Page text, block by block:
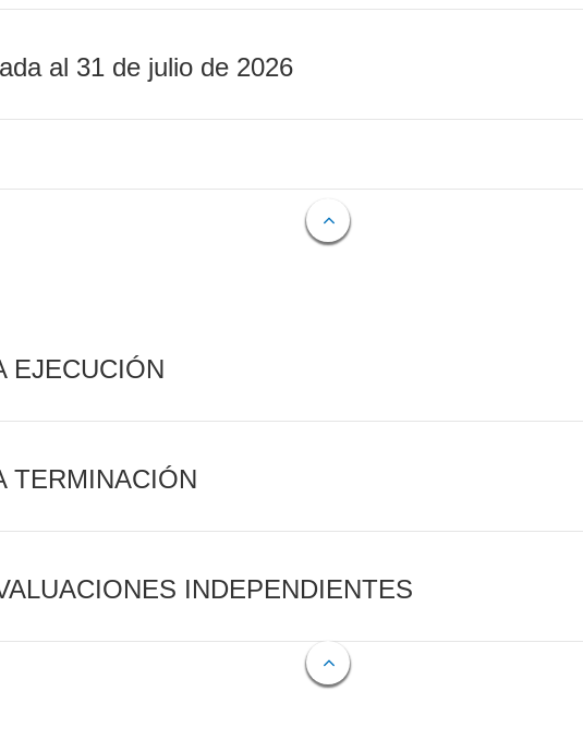
al 31 de julio de 2026
EJECUCIÓN
TERMINACIÓN
INDEPENDIENTES